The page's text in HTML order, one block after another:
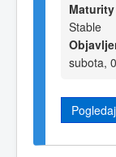
Maturity
Stable
subota,